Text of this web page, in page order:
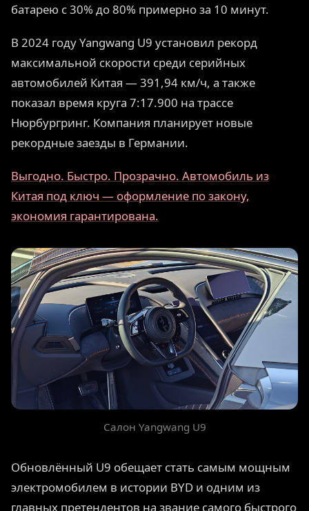
батарею с 30% до 80% примерно за 10 минут.
В 2024 году Yangwang U9 установил рекорд
максимальной скорости среди серийных
автомобилей Китая — 391,94 км/ч, а также
показал время круга 7:17.900 на трассе
Нюрбургринг. Компания планирует новые
рекордные заезды в Германии.
Выгодно. Быстро. Прозрачно. Автомобиль из
Китая под ключ — оформление по закону,
экономия гарантирована.
Салон Yangwang U9
Обновлённый U9 обещает стать самым мощным
электромобилем в истории BYD и одним из
главных претендентов на звание самого быстрого